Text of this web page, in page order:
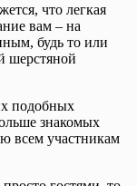
что легкая
вам – на
будь то или
шерстяной
подобных
знакомых
всем участникам